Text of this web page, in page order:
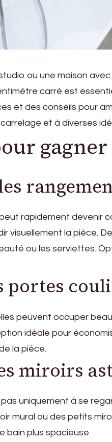
ou une maison
carré est
et des conseils pour
et à diverses
gagner
rapidement devenir
visuellement la pièce.
ou les serviettes.
portes
peuvent occuper
idéale pour
la pièce.
miroirs
uniquement à se
mural ou des petits
bain plus spacieuse.